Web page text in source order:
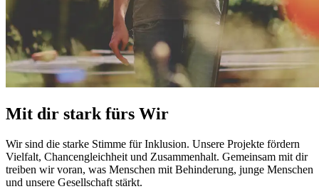
Mit dir stark fürs Wir
Wir sind die starke Stimme für Inklusion. Unsere Projekte fördern
Vielfalt, Chancengleichheit und Zusammenhalt. Gemeinsam mit dir
treiben wir voran, was Menschen mit Behinderung, junge Menschen
und unsere Gesellschaft stärkt.